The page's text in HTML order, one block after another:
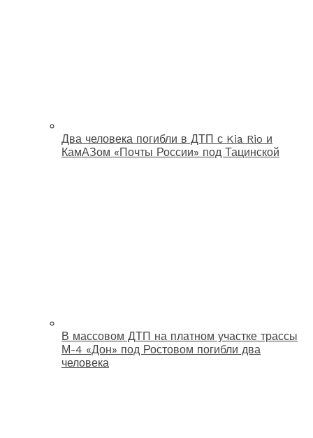
Два человека погибли в ДТП с Kia Rio и
КамАЗом «Почты России» под Тацинской
В массовом ДТП на платном участке трассы
М-4 «Дон» под Ростовом погибли два
человека